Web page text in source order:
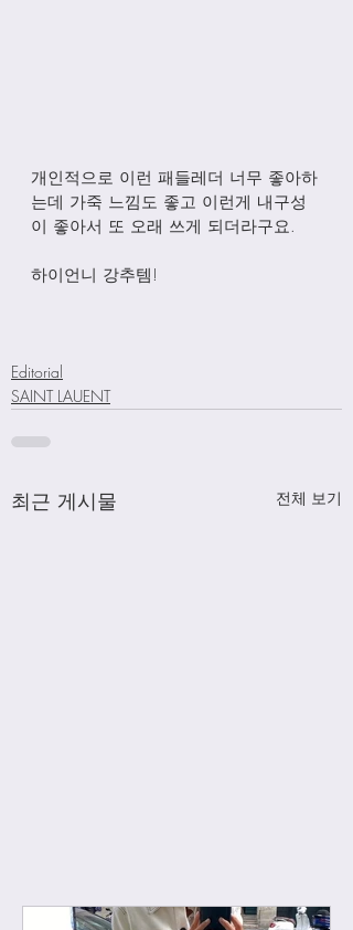
개인적으로 이런 패들레더 너무 좋아하
는데 가죽 느낌도 좋고 이런게 내구성
이 좋아서 또 오래 쓰게 되더라구요.
하이언니 강추템!
Editorial
SAINT LAUENT
최근 게시물 전체 보기